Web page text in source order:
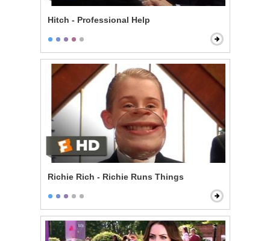
Hitch - Professional Help
Richie Rich - Richie Runs Things